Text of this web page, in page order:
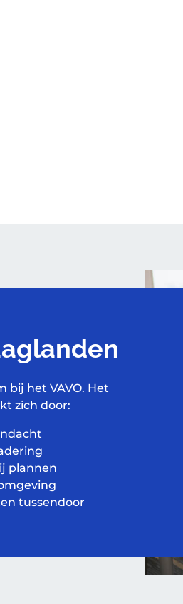
bij het VAVO. Het
zich door:
plannen
tussendoor